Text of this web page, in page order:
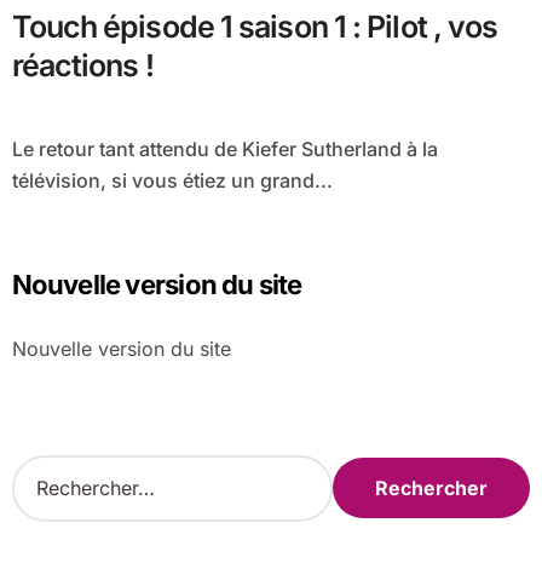
Touch épisode 1 saison 1 : Pilot , vos
réactions !
Le retour tant attendu de Kiefer Sutherland à la
télévision, si vous étiez un grand...
Nouvelle version du site
Nouvelle version du site
R
e